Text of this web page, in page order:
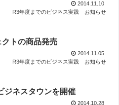
2014.11.10
R3年度までのビジネス実践
お知らせ
トの商品発売
2014.11.05
R3年度までのビジネス実践
お知らせ
ジネスタウンを開催
2014.10.28